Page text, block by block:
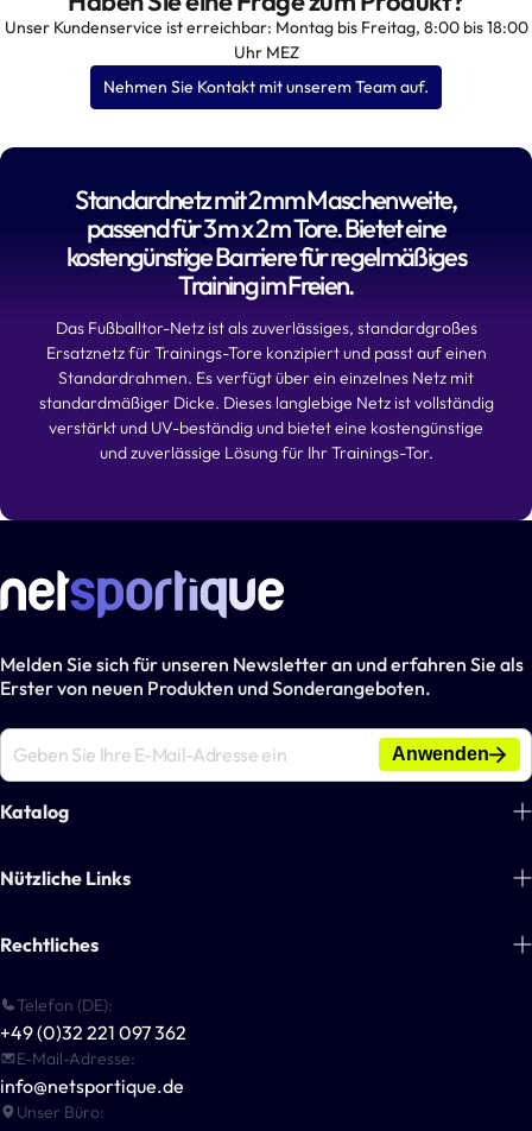
Unser Kundenservice ist erreichbar: Montag bis Freitag, 8:00 bis 18:00
Uhr MEZ
Nehmen Sie Kontakt mit unserem Team auf.
Standardnetz mit 2 mm Maschenweite,
passend für 3 m x 2 m Tore. Bietet eine
kostengünstige Barriere für regelmäßiges
Training im Freien.
Das Fußballtor-Netz ist als zuverlässiges, standardgroßes
Ersatznetz für Trainings-Tore konzipiert und passt auf einen
Standardrahmen. Es verfügt über ein einzelnes Netz mit
standardmäßiger Dicke. Dieses langlebige Netz ist vollständig
verstärkt und UV-beständig und bietet eine kostengünstige
und zuverlässige Lösung für Ihr Trainings-Tor.
Melden Sie sich für unseren Newsletter an und erfahren Sie als
Erster von neuen Produkten und Sonderangeboten.
Anwenden
Katalog
Handball
Multisport-Ausrüstung
Outdoor-Spiele
Andere Sportarten
Nützliche Links
Kontakt
Für Vereine & Unternehmen
Rechtliches
Zahlungsinformationen
Allgemeine Geschäftsbedingungen
Datenschutzerklärung
Versandrichtlinie
Telefon (DE):
+49 (0)32 221 097 362
E-Mail-Adresse:
info@netsportique.de
Unser Büro: